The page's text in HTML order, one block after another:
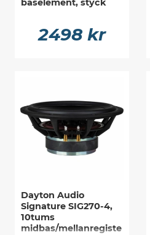
baselement, styck
2498 kr
Dayton Audio
Signature SIG270-4,
10tums
midbas/mellanregiste